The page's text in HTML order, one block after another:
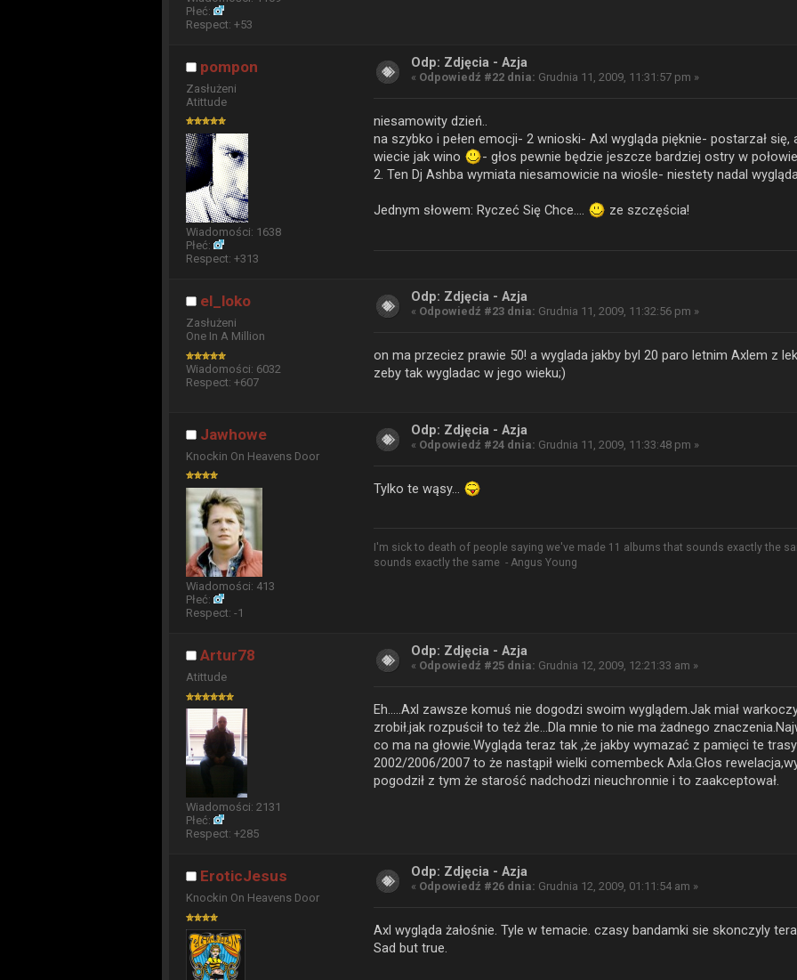
Płeć:
Respect:+53
pompon
Zasłużeni
Atittude
Wiadomości: 1638
Płeć:
Respect:+313
Odp: Zdjęcia - Azja
« Odpowiedź #22 dnia: Grudnia 11, 2009, 11:31:57 pm »
niesamowity dzień..
na szybko i pełen emocji- 2 wnioski- Axl wygląda pięknie- postarzał się,
wiecie jak wino
- głos pewnie będzie jeszcze bardziej ostry w
2. Ten Dj Ashba wymiata niesamowicie na wiośle- niestety nadal
Jednym słowem: Ryczeć Się Chce.... ze szczęścia!
el_loko
Zasłużeni
One In A Million
Wiadomości: 6032
Respect:+607
Odp: Zdjęcia - Azja
« Odpowiedź #23 dnia: Grudnia 11, 2009, 11:32:56 pm »
on ma przeciez prawie 50! a wyglada jakby byl 20 paro letnim Axlem z
zeby tak wygladac w jego wieku;)
Jawhowe
Knockin On Heavens Door
Wiadomości: 413
Płeć:
Respect:-1
Odp: Zdjęcia - Azja
« Odpowiedź #24 dnia: Grudnia 11, 2009, 11:33:48 pm »
Tylko te wąsy...
I'm sick to death of people saying we've made 11 albums that sounds exactly the
sounds exactly the same - Angus Young
Artur78
Atittude
Wiadomości: 2131
Płeć:
Respect:+285
Odp: Zdjęcia - Azja
« Odpowiedź #25 dnia: Grudnia 12, 2009, 12:21:33 am »
Eh.....Axl zawsze komuś nie dogodzi swoim wyglądem.Jak miał
zrobił.jak rozpuścił to też żle...Dla mnie to nie ma żadnego
co ma na głowie.Wygląda teraz tak ,że jakby wymazać z pamięci te
2002/2006/2007 to że nastąpił wielki comembeck Axla.Głos
pogodził z tym że starość nadchodzi nieuchronnie i to zaakceptował.
EroticJesus
Knockin On Heavens Door
Odp: Zdjęcia - Azja
« Odpowiedź #26 dnia: Grudnia 12, 2009, 01:11:54 am »
Axl wygląda żałośnie. Tyle w temacie. czasy bandamki sie skonczyly
Sad but true.